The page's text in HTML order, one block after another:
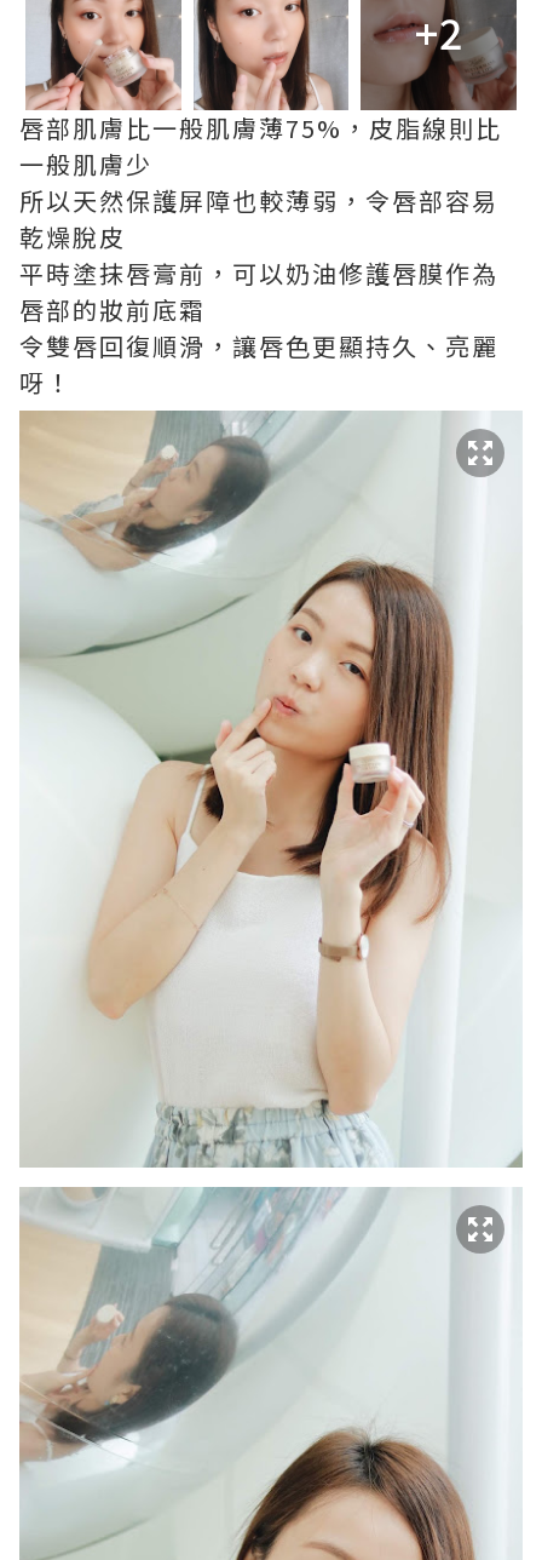
+2
唇部肌膚比一般肌膚薄75%，皮脂線則比
一般肌膚少
所以天然保護屏障也較薄弱，令唇部容易
乾燥脫皮
平時塗抹唇膏前，可以奶油修護唇膜作為
唇部的妝前底霜
令雙唇回復順滑，讓唇色更顯持久、亮麗
呀！